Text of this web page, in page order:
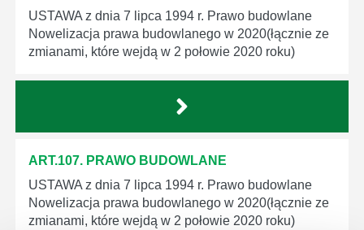
USTAWA z dnia 7 lipca 1994 r. Prawo budowlane
Nowelizacja prawa budowlanego w 2020(łącznie ze
zmianami, które wejdą w 2 połowie 2020 roku)
ART.107. PRAWO BUDOWLANE
USTAWA z dnia 7 lipca 1994 r. Prawo budowlane
Nowelizacja prawa budowlanego w 2020(łącznie ze
zmianami, które wejdą w 2 połowie 2020 roku)